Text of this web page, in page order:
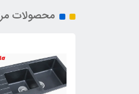
محصولات